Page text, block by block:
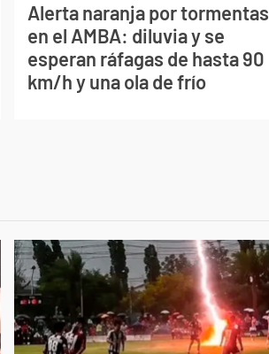
Alerta naranja por tormentas
en el AMBA: diluvia y se
esperan ráfagas de hasta 90
km/h y una ola de frío